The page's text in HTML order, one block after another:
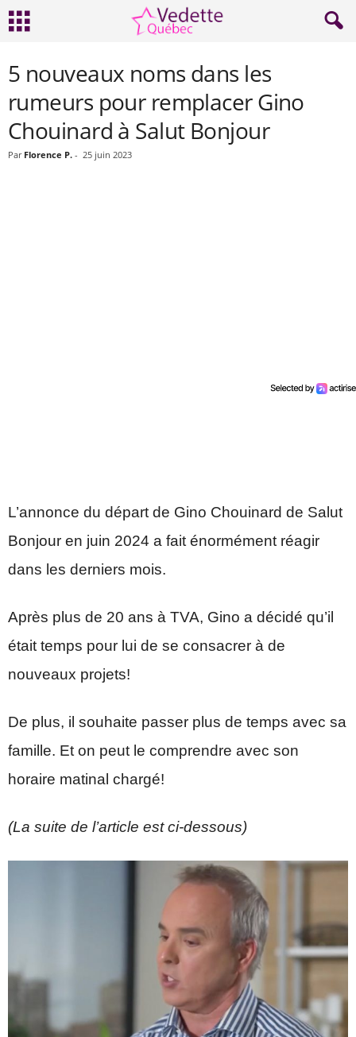
5 nouveaux noms dans les
rumeurs pour remplacer Gino
Chouinard à Salut Bonjour
Par Florence P. - 25 juin 2023
L’annonce du départ de Gino Chouinard de Salut
Bonjour en juin 2024 a fait énormément réagir
dans les derniers mois.
Après plus de 20 ans à TVA, Gino a décidé qu’il
était temps pour lui de se consacrer à de
nouveaux projets!
De plus, il souhaite passer plus de temps avec sa
famille. Et on peut le comprendre avec son
horaire matinal chargé!
(La suite de l’article est ci-dessous)